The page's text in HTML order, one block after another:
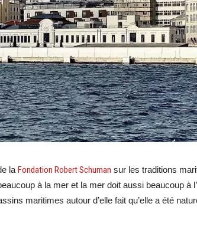
la Fondation Robert Schuman sur les traditions
à la mer et la mer doit aussi beaucoup à
maritimes autour d’elle fait qu’elle a été